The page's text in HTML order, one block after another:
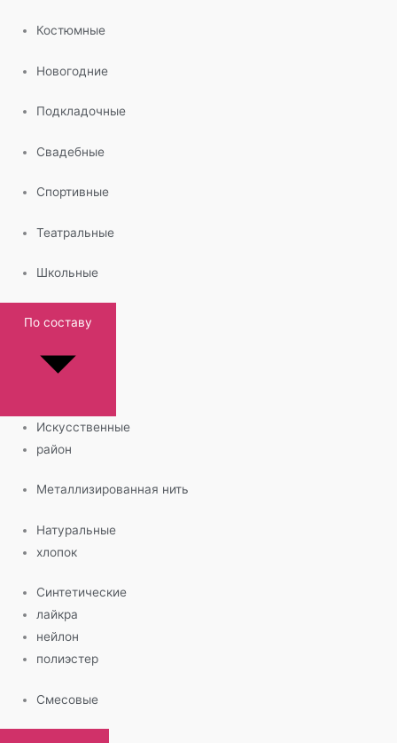
Костюмные
Новогодние
Подкладочные
Свадебные
Спортивные
Театральные
Школьные
По составу
Искусственные
район
Металлизированная нить
Натуральные
хлопок
Синтетические
лайкра
нейлон
полиэстер
Смесовые